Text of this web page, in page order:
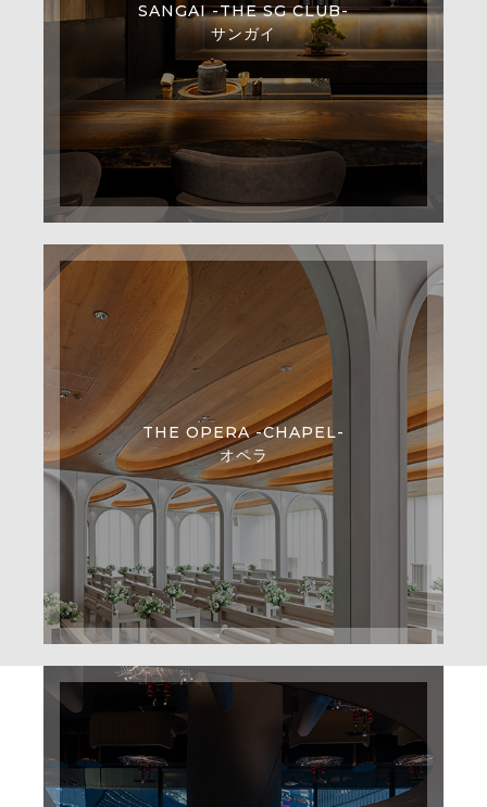
SANGAI -THE SG CLUB-
サンガイ
THE OPERA -CHAPEL-
オペラ